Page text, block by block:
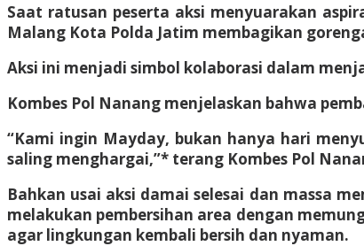
Saat ratusan peserta aksi menyuarakan
Malang Kota Polda Jatim membagikan
Aksi ini menjadi simbol kolaborasi dalam
Kombes Pol Nanang menjelaskan bahwa
“Kami ingin Mayday, bukan hanya hari
saling menghargai,”* terang Kombes Pol
Bahkan usai aksi damai selesai dan massa
melakukan pembersihan area dengan
agar lingkungan kembali bersih dan nyaman.